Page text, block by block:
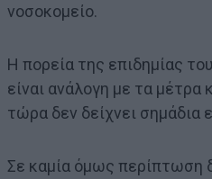
νοσοκομείο.
Η πορεία της επιδημίας
είναι ανάλογη με τα
τώρα δεν δείχνει σημάδια
Σε καμία όμως περίπτωση